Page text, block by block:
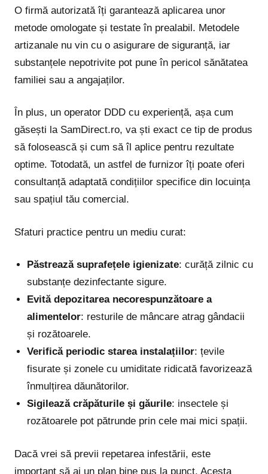
O firmă autorizată îți garantează aplicarea unor
metode omologate și testate în prealabil. Metodele
artizanale nu vin cu o asigurare de siguranță, iar
substanțele nepotrivite pot pune în pericol sănătatea
familiei sau a angajaților.
În plus, un operator DDD cu experiență, așa cum
găsești la SamDirect.ro, va ști exact ce tip de produs
să folosească și cum să îl aplice pentru rezultate
optime. Totodată, un astfel de furnizor îți poate oferi
consultanță adaptată condițiilor specifice din locuința
sau spațiul tău comercial.
Sfaturi practice pentru un mediu curat:
Păstrează suprafețele igienizate: curăță zilnic cu
substanțe dezinfectante sigure.
Evită depozitarea necorespunzătoare a
alimentelor: resturile de mâncare atrag gândacii
și rozătoarele.
Verifică periodic starea instalațiilor: țevile
fisurate și zonele cu umiditate ridicată favorizează
înmulțirea dăunătorilor.
Sigilează crăpăturile și găurile: insectele și
rozătoarele pot pătrunde prin cele mai mici spații.
Dacă vrei să previi repetarea infestării, este
important să ai un plan bine pus la punct. Acesta